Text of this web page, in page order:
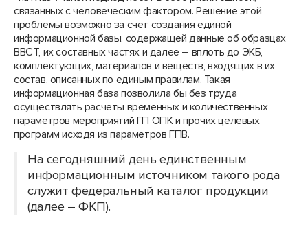
связанных с человеческим фактором. Решение этой
проблемы возможно за счет создания единой
информационной базы, содержащей данные об образцах
ВВСТ, их составных частях и далее – вплоть до ЭКБ,
комплектующих, материалов и веществ, входящих в их
состав, описанных по единым правилам. Такая
информационная база позволила бы без труда
осуществлять расчеты временных и количественных
параметров мероприятий ГП ОПК и прочих целевых
программ исходя из параметров ГПВ.
На сегодняшний день единственным
информационным источником такого рода
служит федеральный каталог продукции
(далее – ФКП).